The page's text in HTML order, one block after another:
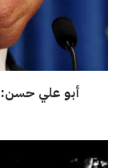
أبو علي حسن: